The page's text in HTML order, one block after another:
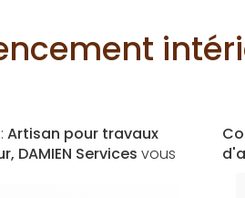
Artisan pour travaux
DAMIEN Services vous